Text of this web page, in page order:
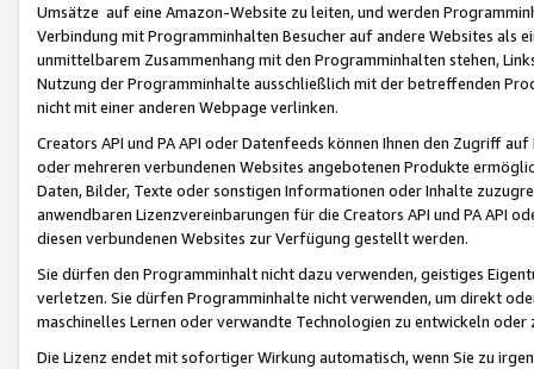
Umsätze auf eine Amazon-Website zu leiten, und werden
Verbindung mit Programminhalten Besucher auf andere Websites als
unmittelbarem Zusammenhang mit den Programminhalten stehen,
Nutzung der Programminhalte ausschließlich mit der betreffenden
nicht mit einer anderen Webpage verlinken.
Creators API und PA API oder Datenfeeds können Ihnen den Zugriff
oder mehreren verbundenen Websites angebotenen Produkte
Daten, Bilder, Texte oder sonstigen Informationen oder Inhalte
anwendbaren Lizenzvereinbarungen für die Creators API und PA API
diesen verbundenen Websites zur Verfügung gestellt werden.
Sie dürfen den Programminhalt nicht dazu verwenden, geistiges
verletzen. Sie dürfen Programminhalte nicht verwenden, um direkt
maschinelles Lernen oder verwandte Technologien zu entwickeln
Die Lizenz endet mit sofortiger Wirkung automatisch, wenn Sie zu